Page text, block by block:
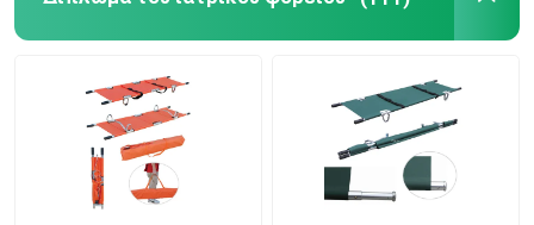
Κινητό φορείο έκτακτης ανάγκης
Ιατρικά έπιπλα νοσοκομείων